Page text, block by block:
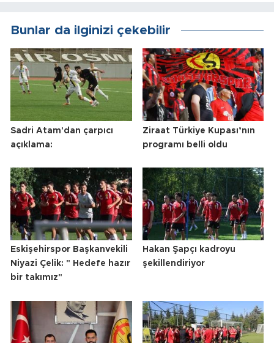
Bunlar da ilginizi çekebilir
Sadri Atam'dan çarpıcı
açıklama:
Ziraat Türkiye Kupası’nın
programı belli oldu
Eskişehirspor Başkanvekili
Niyazi Çelik: " Hedefe hazır
bir takımız"
Hakan Şapçı kadroyu
şekillendiriyor